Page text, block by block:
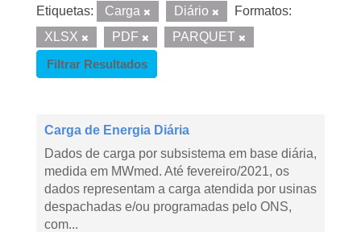
Etiquetas: Carga Diário
Formatos:
XLSX
PDF
PARQUET
Filtrar Resultados
Carga de Energia Diária
Dados de carga por subsistema em base diária,
medida em MWmed. Até fevereiro/2021, os
dados representam a carga atendida por usinas
despachadas e/ou programadas pelo ONS,
com...